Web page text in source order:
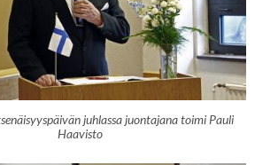
juhlassa juontajana toimi Pauli
Haavisto